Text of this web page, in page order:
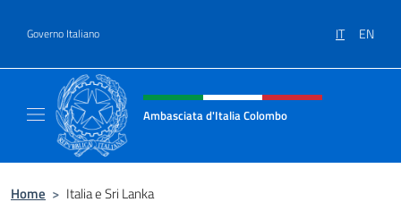
Governo Italiano IT EN
Intestazione sito, social e menù
Ambasciata d'Italia Colombo
Home > Italia e Sri Lanka